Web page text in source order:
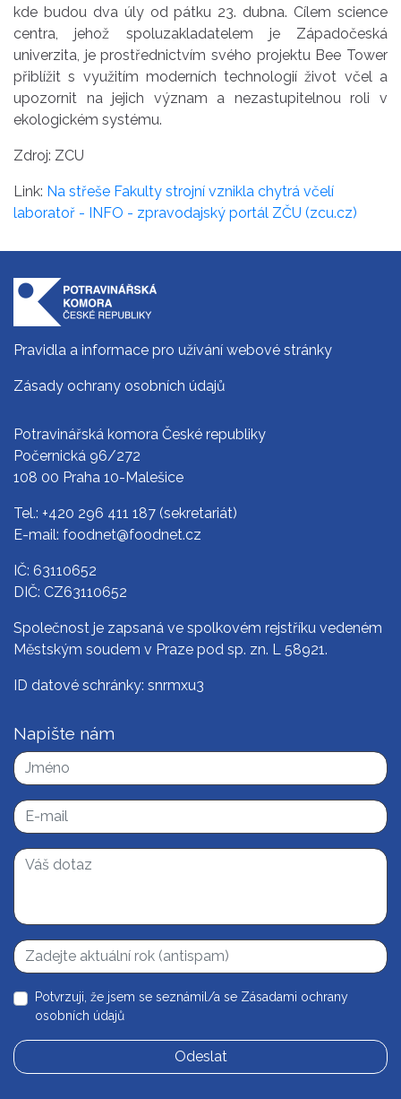
kde budou dva úly od pátku 23. dubna. Cílem science
centra, jehož spoluzakladatelem je Západočeská
univerzita, je prostřednictvím svého projektu Bee Tower
přiblížit s využitím moderních technologií život včel a
upozornit na jejich význam a nezastupitelnou roli v
ekologickém systému.
Zdroj: ZCU
Link: Na střeše Fakulty strojní vznikla chytrá včelí
laboratoř - INFO - zpravodajský portál ZČU (zcu.cz)
Pravidla a informace pro užívání webové stránky
Zásady ochrany osobních údajů
Potravinářská komora České republiky
Počernická 96/272
108 00 Praha 10-Malešice
Tel.: +420 296 411 187 (sekretariát)
E-mail: foodnet@foodnet.cz
IČ: 63110652
DIČ: CZ63110652
Společnost je zapsaná ve spolkovém rejstříku vedeném
Městským soudem v Praze pod sp. zn. L 58921.
ID datové schránky: snrmxu3
Napište nám
Potvrzuji, že jsem se seznámil/a se Zásadami ochrany
osobních údajů
Odeslat